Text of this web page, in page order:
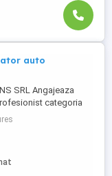
auto
SRL Angajeaza
categoria
de curse interne.
categoria
si card tahograf
si psihologic valabil -
si